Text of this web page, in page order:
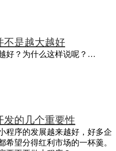
不是越大越好
好？为什么这样说呢？…
发的几个重要性
程序的发展越来越好，好多企
希望分得红利市场的一杯羹。